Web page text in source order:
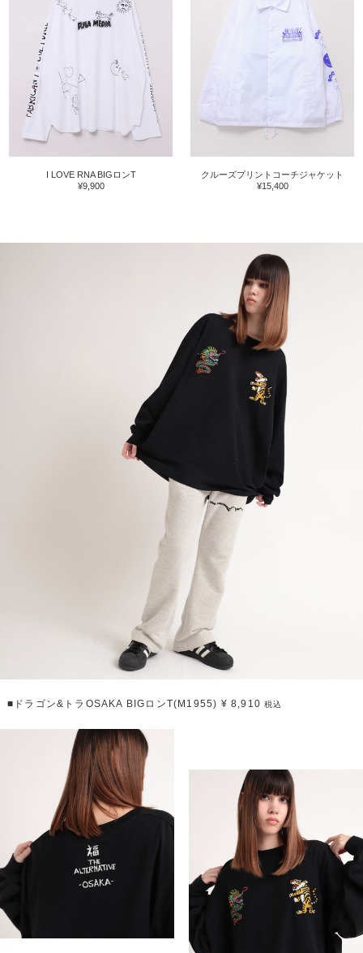
I LOVE RNA BIGロンT
¥9,900
クルーズプリントコーチジャケット
¥15,400
■ドラゴン&トラOSAKA BIGロンT(M1955) ¥ 8,910税込